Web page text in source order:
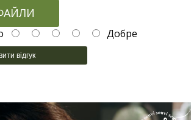
Добре
відгук